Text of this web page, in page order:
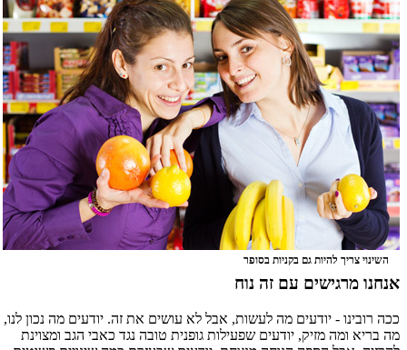
השינוי צריך להיות גם בקניות בסופר
אנחנו מרגישים עם זה נוח
ככה רובינו - יודעים מה לעשות, אבל לא עושים את זה. יודעים מה נכון לנו,
מה בריא ומה מזיק, יודעים שפעילות גופנית טובה נגד כאבי הגב ומצוינת